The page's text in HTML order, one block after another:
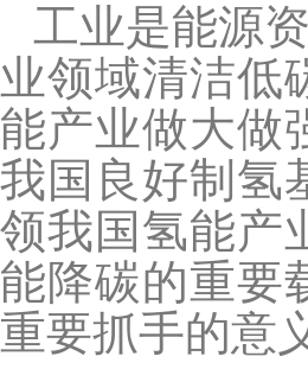
工业是能源
业领域清洁低
能产业做大做
我国良好制氢
领我国氢能产
能降碳的重要
重要抓手的意